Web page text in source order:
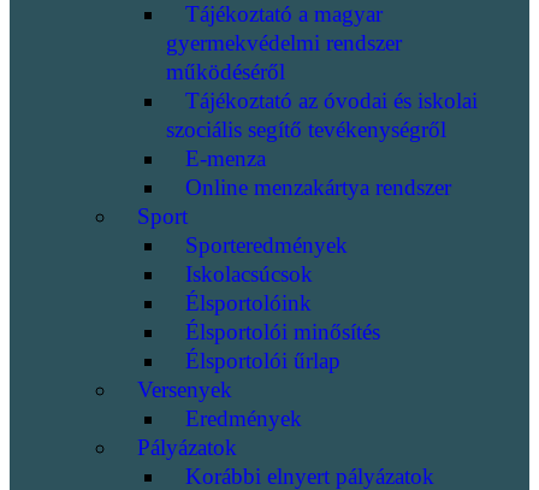
Tájékoztató a magyar
gyermekvédelmi rendszer
működéséről
Tájékoztató az óvodai és iskolai
szociális segítő tevékenységről
E-menza
Online menzakártya rendszer
Sport
Sporteredmények
Iskolacsúcsok
Élsportolóink
Élsportolói minősítés
Élsportolói űrlap
Versenyek
Eredmények
Pályázatok
Korábbi elnyert pályázatok